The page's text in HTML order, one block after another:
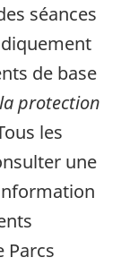
séances
de base
protection
les
une
Parcs